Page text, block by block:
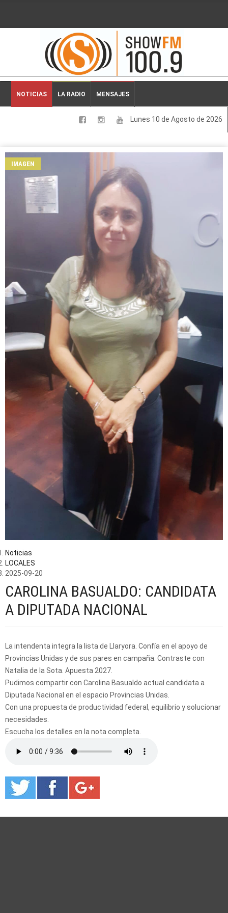
2026-08-10 00:12:45
NOTICIAS LA RADIO MENSAJES
Lunes 10 de Agosto de 2026
LOCALES
ESPECTACULOS
INTERNACIONALES
IMAGEN
Noticias
LOCALES
2025-09-20
CAROLINA BASUALDO: CANDIDATA
A DIPUTADA NACIONAL
La intendenta integra la lista de Llaryora. Confía en el apoyo de
Provincias Unidas y de sus pares en campaña. Contraste con
Natalia de la Sota. Apuesta 2027.
Pudimos compartir con Carolina Basualdo actual candidata a
Diputada Nacional en el espacio Provincias Unidas.
Con una propuesta de productividad federal, equilibrio y solucionar
necesidades.
Escucha los detalles en la nota completa.